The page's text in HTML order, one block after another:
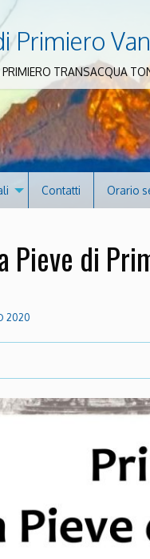
Primiero
PRIMIERO TRANSACQUA
Contatti Orario
Pieve di
2020